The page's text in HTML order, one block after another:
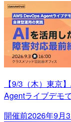
【9/3（木）東京
Agentライブデモ
開催前2026年9月